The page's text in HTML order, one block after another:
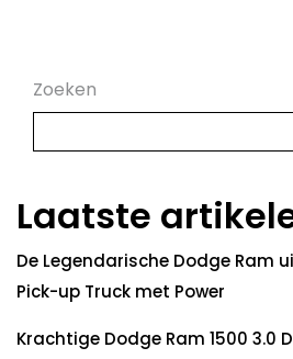
Zoeken
Laatste
De Legendarische Dodge Ram
Pick-up Truck met Power
Krachtige Dodge Ram 1500 3.0